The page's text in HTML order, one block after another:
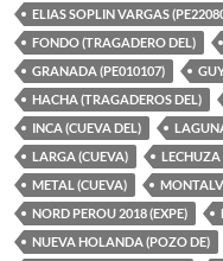
ELIAS SOPLIN VARGAS
FONDO (TRAGADERO DEL)
GRANADA (PE010107)
HACHA (TRAGADEROS DEL)
INCA (CUEVA DEL)
LARGA (CUEVA)
LECHUZA
METAL (CUEVA)
NORD PEROU 2018 (EXPE)
NUEVA HOLANDA (POZO DE)